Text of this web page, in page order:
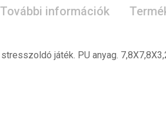
További információk
játék. PU anyag.